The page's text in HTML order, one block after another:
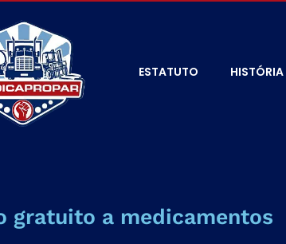
ESTATUTO HISTÓRIA
gratuito a medicamentos